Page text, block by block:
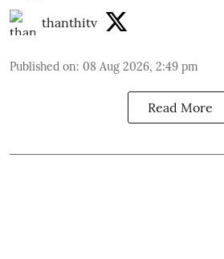
thanthitv
Published on: 08 Aug 2026, 2:49 pm
Read More